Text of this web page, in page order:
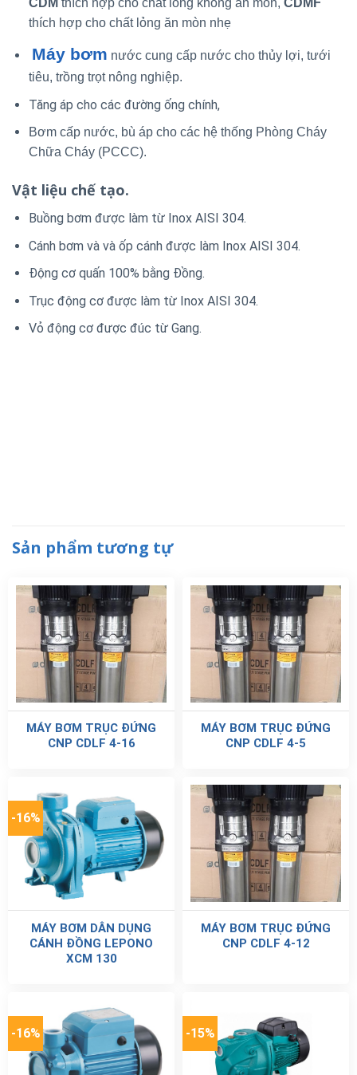
CDM thích hợp cho chất lỏng không ăn mòn, CDMF
thích hợp cho chất lỏng ăn mòn nhẹ
Máy bơm nước cung cấp nước cho thủy lợi, tưới
tiêu, trồng trọt nông nghiệp.
Tăng áp cho các đường ống chính,
Bơm cấp nước, bù áp cho các hệ thống Phòng Cháy
Chữa Cháy (PCCC).
Vật liệu chế tạo.
Buồng bơm được làm từ Inox AISI 304.
Cánh bơm và và ốp cánh được làm Inox AISI 304.
Động cơ quấn 100% bằng Đồng.
Trục động cơ được làm từ Inox AISI 304.
Vỏ động cơ được đúc từ Gang.
Sản phẩm tương tự
MÁY BƠM TRỤC ĐỨNG
CNP CDLF 4-16
MÁY BƠM TRỤC ĐỨNG
CNP CDLF 4-5
-16%
MÁY BƠM DÂN DỤNG
CÁNH ĐỒNG LEPONO
XCM 130
MÁY BƠM TRỤC ĐỨNG
CNP CDLF 4-12
-16% -15%